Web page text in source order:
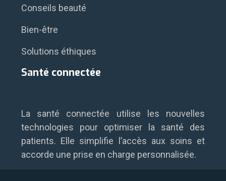
Conseils beauté
Bien-être
Solutions éthiques
Santé connectée
La santé connectée utilise les nouvelles
technologies pour optimiser la santé des
patients. Elle simplifie l’accès aux soins et
accorde une prise en charge personnalisée.